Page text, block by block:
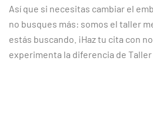
Así que si necesitas cambiar el
no busques más: somos el taller
estás buscando. ¡Haz tu cita con
experimenta la diferencia de